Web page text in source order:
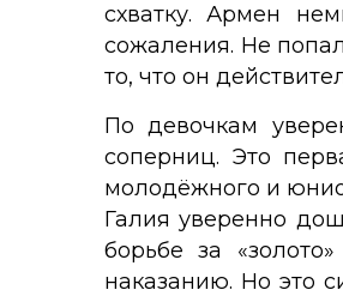
схватку. Армен
сожаления. Не
то, что он
По девочкам
соперниц. Это
молодёжного и
Галия уверенно
борьбе за
наказанию. Но это